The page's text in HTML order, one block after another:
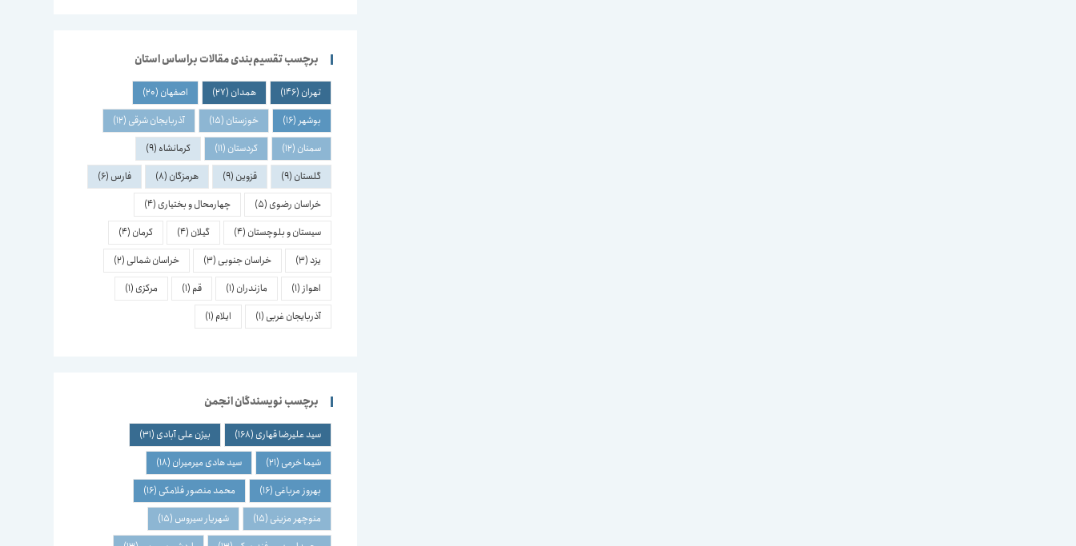
برچسب تقسیم‌بندی مقالات براساس استان
تهران (146) همدان (27) اصفهان (20)
بوشهر (16) خوزستان (15) آذربایجان شرقی (12)
سمنان (12) کردستان (11) کرمانشاه (9)
گلستان (9) قزوین (9) هرمزگان (8) فارس (6)
خراسان رضوی (5) چهارمحال و بختیاری (4)
سیستان و بلوچستان (4) گیلان (4) کرمان (4)
یزد(3) خراسان جنوبی (3) خراسان شمالی (2)
اهواز (1) مازندران (1) قم (1) مرکزی (1)
آذربایجان غربی (1) ایلام (1)
برچسب نویسندگان انجمن
سید علیرضا قهاری (168) بیژن علی آبادی (31)
شیما خرمی (21) سید هادی میرمیران (18)
بهروز مرباغی (16) محمد منصور فلامکی (16)
منوچهر مزینی (15) شهریار سیروس (15)